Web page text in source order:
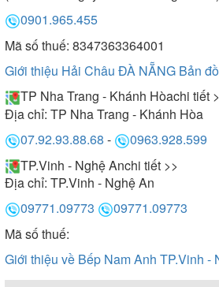
0901.965.455
Mã số thuế: 8347363364001
Giới thiệu Hải Châu ĐÀ NẴNG Bản đồ
TP Nha Trang - Khánh Hòachi tiết
Địa chỉ: TP Nha Trang - Khánh Hòa
07.92.93.88.68 -
0963.928.599
TP.Vinh - Nghệ Anchi tiết >>
Địa chỉ: TP.Vinh - Nghệ An
09771.09773
09771.09773
Mã số thuế:
Giới thiệu về Bếp Nam Anh TP.Vinh -